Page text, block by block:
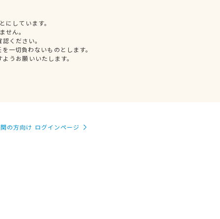
しています。
せん。
ください。
一切負わないものとします。
うお願いいたします。
の方向け ログインページ